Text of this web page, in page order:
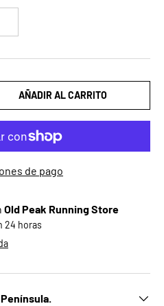
CANTIDAD
AÑADIR AL CARRITO
de pago
Old Peak Running Store
24 horas